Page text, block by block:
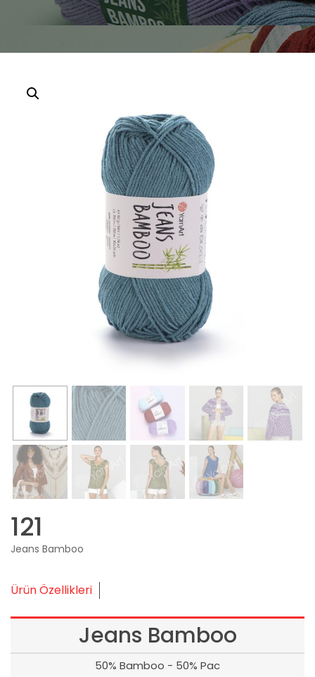
121
Jeans Bamboo
Ürün Özellikleri
Jeans Bamboo
50% Bamboo - 50% Pac